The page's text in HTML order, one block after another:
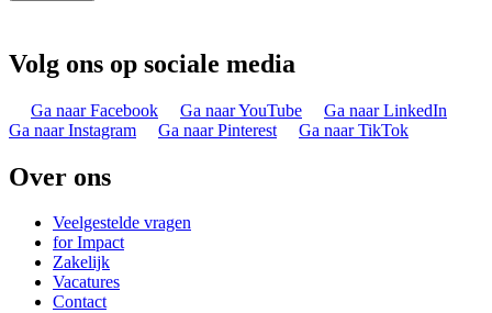
Volg ons op sociale media
Ga naar Facebook Ga naar YouTube
Ga naar LinkedIn
Ga naar Instagram
Ga naar Pinterest Ga naar TikTok
Over ons
Veelgestelde vragen
for Impact
Zakelijk
Vacatures
Contact